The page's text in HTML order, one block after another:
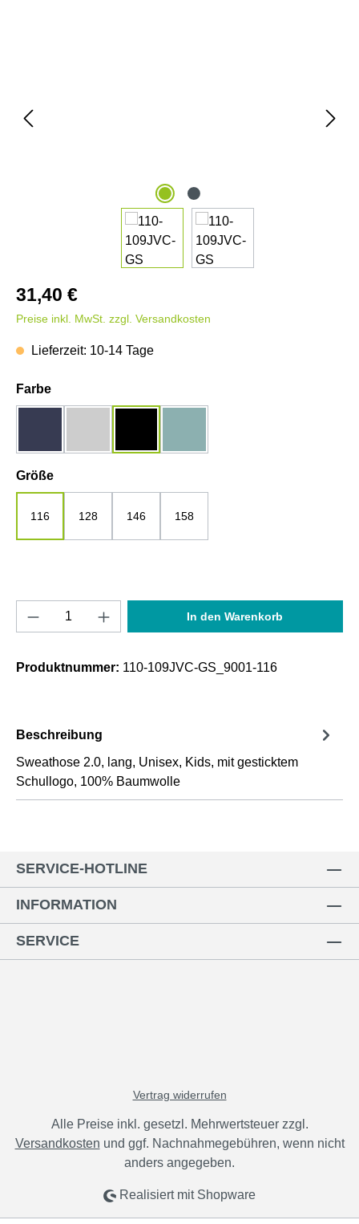
31,40 €
Preise inkl. MwSt. zzgl. Versandkosten
Lieferzeit: 10-14 Tage
Farbeauswählen
Größeauswählen
116 128 146 158
Produkt Anzahl: Gib den gewünschten
In den Warenkorb
Produktnummer: 110-109JVC-GS_9001-116
Beschreibung
Sweathose 2.0, lang, Unisex, Kids, mit gesticktem
Schullogo, 100% Baumwolle
SERVICE-HOTLINE
INFORMATION
SERVICE
Vertrag widerrufen
Alle Preise inkl. gesetzl. Mehrwertsteuer zzgl.
Versandkosten und ggf. Nachnahmegebühren, wenn nicht
anders angegeben.
Realisiert mit Shopware